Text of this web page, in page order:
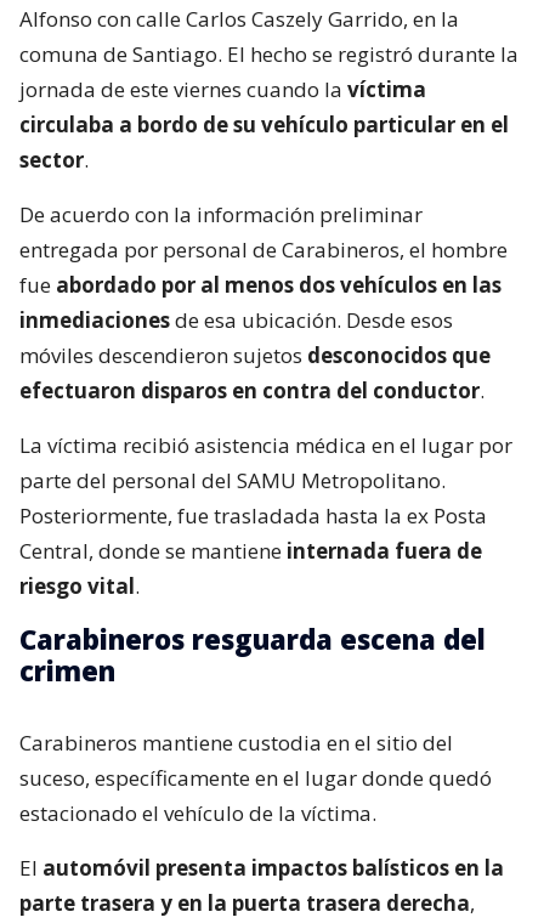
Alfonso con calle Carlos Caszely Garrido, en la
comuna de Santiago. El hecho se registró durante la
jornada de este viernes cuando la víctima
circulaba a bordo de su vehículo particular en el
sector.
De acuerdo con la información preliminar
entregada por personal de Carabineros, el hombre
fue abordado por al menos dos vehículos en las
inmediacionesde esa ubicación. Desde esos
móviles descendieron sujetos desconocidos que
efectuaron disparos en contra del conductor.
La víctima recibió asistencia médica en el lugar por
parte del personal del SAMU Metropolitano.
Posteriormente, fue trasladada hasta la ex Posta
Central, donde se mantiene internada fuera de
riesgo vital.
Carabineros resguarda escena del
crimen
Carabineros mantiene custodia en el sitio del
suceso, específicamente en el lugar donde quedó
estacionado el vehículo de la víctima.
El automóvil presenta impactos balísticos en la
parte trasera y en la puerta trasera derecha,